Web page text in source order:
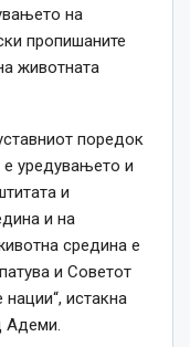
на
пропишаните
животната
поредок
уредувањето и
и
и на
средина е
и Советот
истакна
Адеми.